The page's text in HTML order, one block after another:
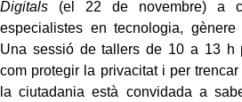
Digitals (el 22 de novembre) a
especialistes en tecnologia,
Una sessió de tallers de 10 a 13 h
com protegir la privacitat i per
la ciutadania està convidada a